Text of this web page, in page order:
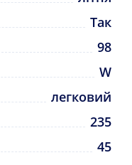
Так
98
W
легковий
235
45